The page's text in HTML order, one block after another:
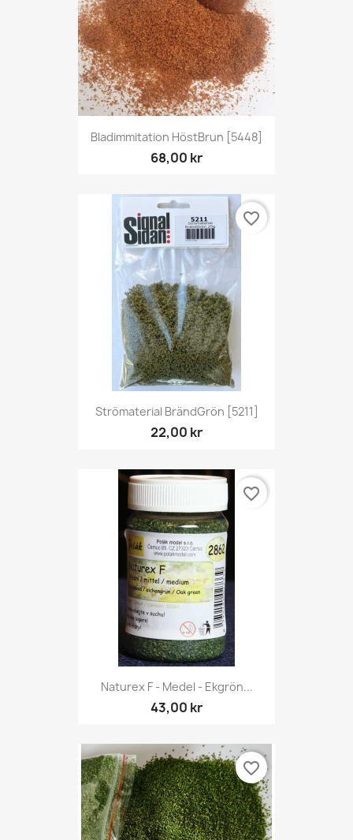
Bladimmitation HöstBrun [5448]
68,00 kr
Strömaterial BrändGrön [5211]
22,00 kr
favorite_border
Naturex F - Medel - Ekgrön...
43,00 kr
favorite_border
favorite_border